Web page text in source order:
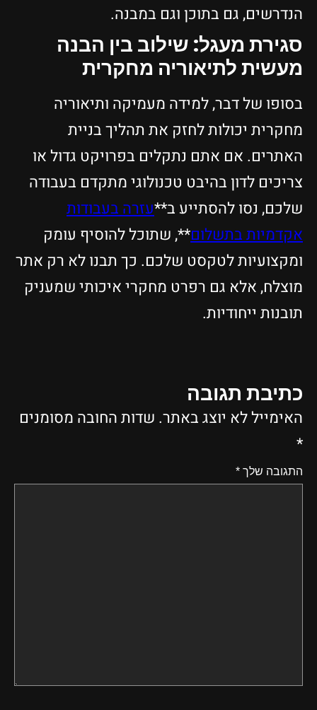
הנדרשים, גם בתוכן וגם במבנה.
סגירת מעגל: שילוב בין הבנה
מעשית לתיאוריה מחקרית
בסופו של דבר, למידה מעמיקה ותיאוריה
מחקרית יכולות לחזק את תהליך בניית
האתרים. אם אתם נתקלים בפרויקט גדול או
צריכים לדון בהיבט טכנולוגי מתקדם בעבודה
שלכם, נסו להסתייע ב**עזרה בעבודות
אקדמיות בתשלום**, שתוכל להוסיף עומק
ומקצועיות לטקסט שלכם. כך תבנו לא רק אתר
מוצלח, אלא גם רפרט מחקרי איכותי שמעניק
תובנות ייחודיות.
כתיבת תגובה
האימייל לא יוצג באתר. שדות החובה מסומנים
*
התגובה שלך *